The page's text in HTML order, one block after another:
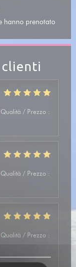
Qualità / Prezzo :
Qualità / Prezzo :
Qualità / Prezzo :
hanno prenotato